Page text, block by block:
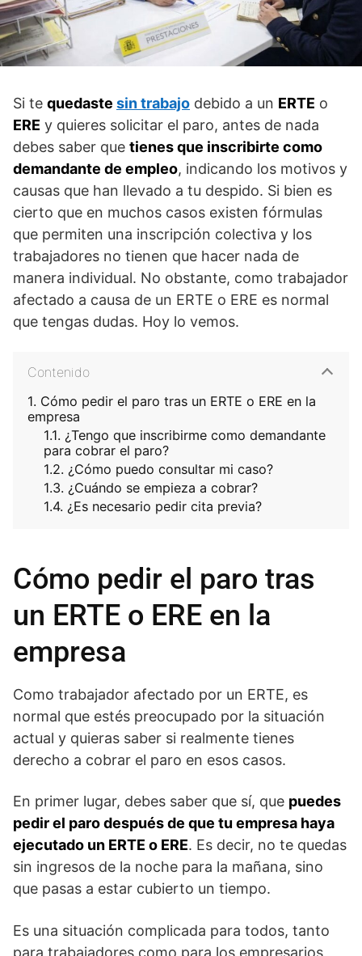
Si te quedaste sin trabajo debido a un ERTE o
ERE y quieres solicitar el paro, antes de nada
debes saber que tienes que inscribirte como
demandante de empleo, indicando los motivos y
causas que han llevado a tu despido. Si bien es
cierto que en muchos casos existen fórmulas
que permiten una inscripción colectiva y los
trabajadores no tienen que hacer nada de
manera individual. No obstante, como trabajador
afectado a causa de un ERTE o ERE es normal
que tengas dudas. Hoy lo vemos.
Contenido
Cómo pedir el paro tras un ERTE o ERE en la
empresa
¿Tengo que inscribirme como demandante
para cobrar el paro?
¿Cómo puedo consultar mi caso?
¿Cuándo se empieza a cobrar?
¿Es necesario pedir cita previa?
Cómo pedir el paro tras
un ERTE o ERE en la
empresa
Como trabajador afectado por un ERTE, es
normal que estés preocupado por la situación
actual y quieras saber si realmente tienes
derecho a cobrar el paro en esos casos.
En primer lugar, debes saber que sí, que puedes
pedir el paro después de que tu empresa haya
ejecutado un ERTE o ERE. Es decir, no te quedas
sin ingresos de la noche para la mañana, sino
que pasas a estar cubierto un tiempo.
Es una situación complicada para todos, tanto
para trabajadores como para los empresarios